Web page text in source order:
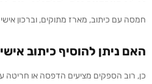
חמסה עם כיתוב, מארז מתוקים, וברכון
האם ניתן להוסיף כיתוב
כן, רוב הספקים מציעים הדפסה או חריטה